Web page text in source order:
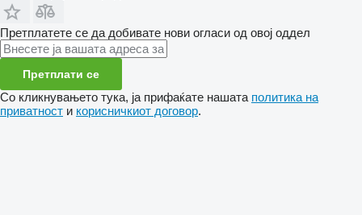
Претплатете се да добивате нови огласи од овој оддел
Претплати се
Со кликнувањето тука, ја прифаќате нашата политика на
приватност и корисничкиот договор.